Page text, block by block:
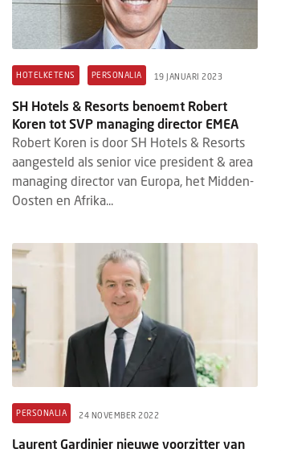
HOTELKETENS PERSONALIA 19 JANUARI 2023
SH Hotels & Resorts benoemt Robert
Koren tot SVP managing director EMEA
Robert Koren is door SH Hotels & Resorts
aangesteld als senior vice president & area
managing director van Europa, het Midden-
Oosten en Afrika...
PERSONALIA 24 NOVEMBER 2022
Laurent Gardinier nieuwe voorzitter van